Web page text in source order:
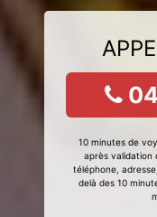
10 minutes de
après validation
téléphone,
delà des 10